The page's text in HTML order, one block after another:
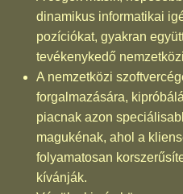
dinamikus informatikai
pozíciókat, gyakran
tevékenykedő
A nemzetközi
forgalmazására,
piacnak azon
magukénak, ahol a
folyamatosan
kívánják.